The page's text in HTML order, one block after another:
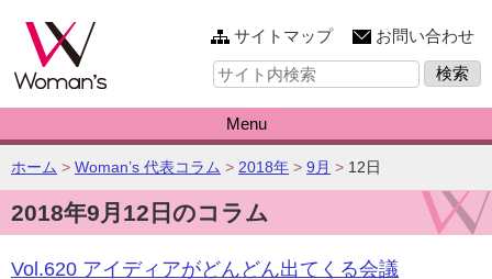
このページの本文へ
サイトマップ
お問い合わせ
サ
イ
内
検
索:
Menu
こ
の
ペ
ー
ジ
ホーム > Woman’s 代表コラム > 2018年 > 9月 > 12日
2018年9月12日のコラム
Vol.620 アイディアがどんどん出てくる会議